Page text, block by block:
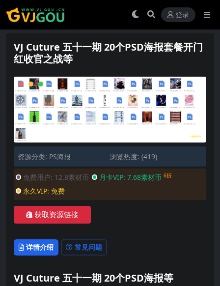
登录
VJ Cuture 五十一期 20个PSD海报套餐开门
红收官之战等
资源分类: PS海报 浏览热度: (419)
免费用户: 12.8素材币 月卡VIP: 7.68素材币 6折
永久VIP: 免费
获取资源链接
详情介绍 常见问题
VJ Cuture 五十一期 20个PSD海报等